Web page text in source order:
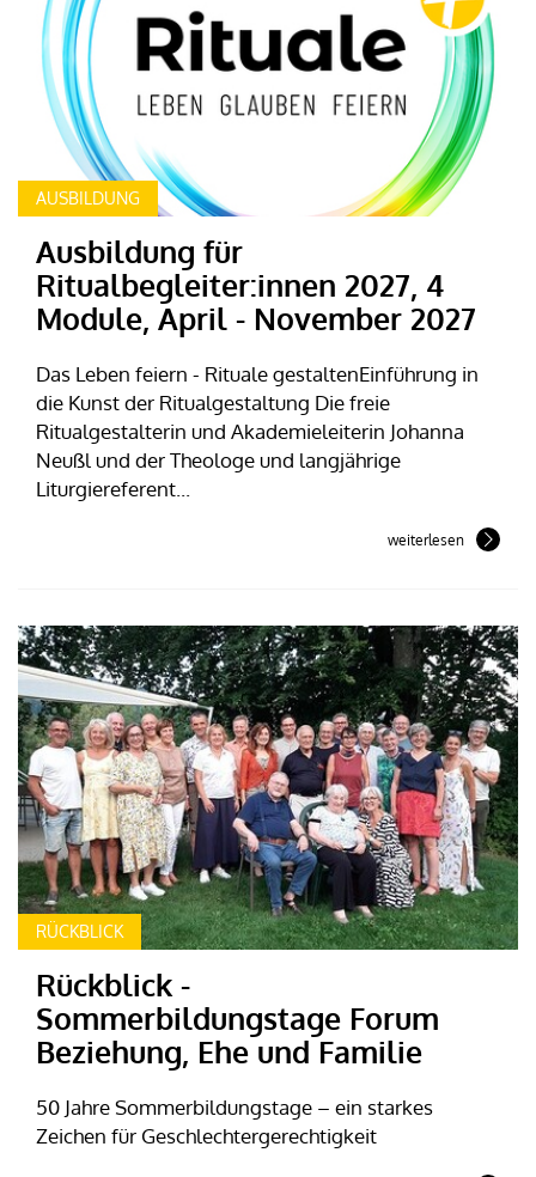
AUSBILDUNG
Ausbildung für
Ritualbegleiter:innen 2027, 4
Module, April - November 2027
Das Leben feiern - Rituale gestaltenEinführung in
die Kunst der Ritualgestaltung Die freie
Ritualgestalterin und Akademieleiterin Johanna
Neußl und der Theologe und langjährige
Liturgiereferent...
weiterlesen
RÜCKBLICK
Rückblick -
Sommerbildungstage Forum
Beziehung, Ehe und Familie
50 Jahre Sommerbildungstage – ein starkes
Zeichen für Geschlechtergerechtigkeit